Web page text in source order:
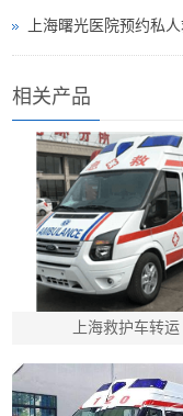
相关产品
上海救护车转运